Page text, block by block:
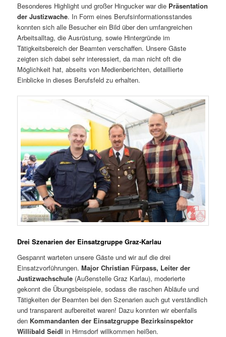
Besonderes Highlight und großer Hingucker war die Präsentation
der Justizwache. In Form eines Berufsinformationsstandes
konnten sich alle Besucher ein Bild über den umfangreichen
Arbeitsalltag, die Ausrüstung, sowie Hintergründe im
Tätigkeitsbereich der Beamten verschaffen. Unsere Gäste
zeigten sich dabei sehr interessiert, da man nicht oft die
Möglichkeit hat, abseits von Medienberichten, detaillierte
Einblicke in dieses Berufsfeld zu erhalten.
Drei Szenarien der Einsatzgruppe Graz-Karlau
Gespannt warteten unsere Gäste und wir auf die drei
Einsatzvorführungen.Major Christian Fürpass, Leiter der
Justizwachschule (Außenstelle Graz Karlau), moderierte
gekonnt die Übungsbeispiele, sodass die raschen Abläufe und
Tätigkeiten der Beamten bei den Szenarien auch gut verständlich
und transparent aufbereitet waren! Dazu konnten wir ebenfalls
den Kommandanten der Einsatzgruppe Bezirksinspektor
Willibald Seidl in Hirnsdorf willkommen heißen.